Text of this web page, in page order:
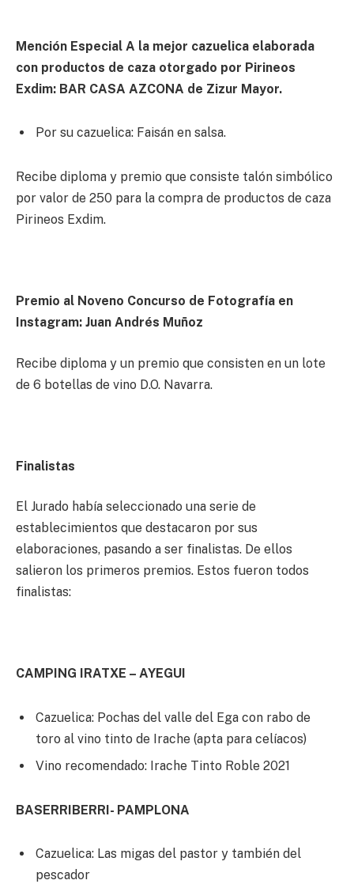
Mención Especial A la mejor cazuelica elaborada
con productos de caza otorgado por Pirineos
Exdim: BAR CASA AZCONA de Zizur Mayor.
Por su cazuelica: Faisán en salsa.
Recibe diploma y premio que consiste talón simbólico
por valor de 250 para la compra de productos de caza
Pirineos Exdim.
Premio al Noveno Concurso de Fotografía en
Instagram: Juan Andrés Muñoz
Recibe diploma y un premio que consisten en un lote
de 6 botellas de vino D.O. Navarra.
Finalistas
El Jurado había seleccionado una serie de
establecimientos que destacaron por sus
elaboraciones, pasando a ser finalistas. De ellos
salieron los primeros premios. Estos fueron todos
finalistas:
CAMPING IRATXE – AYEGUI
Cazuelica: Pochas del valle del Ega con rabo de
toro al vino tinto de Irache (apta para celíacos)
Vino recomendado: Irache Tinto Roble 2021
BASERRIBERRI- PAMPLONA
Cazuelica: Las migas del pastor y también del
pescador